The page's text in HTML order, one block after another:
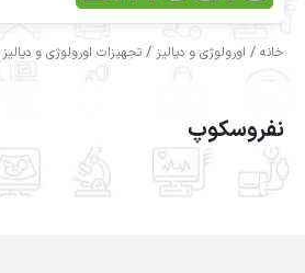
خانه / اورولوژی و دیالیز /تجهیزات اورولوژی و دیالیز
نفروسکوپ